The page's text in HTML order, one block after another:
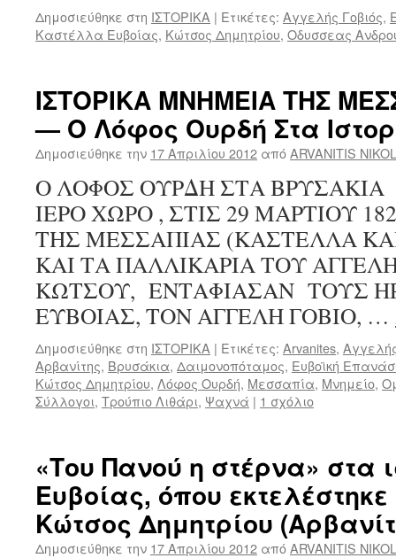
Δημοσιεύθηκε στη ΙΣΤΟΡΙΚΑ | Ετικέτες: Αγγελής Γοβιός,
Καστέλλα Ευβοίας, Κώτσος Δημητρίου, Οδυσσεας
ΙΣΤΟΡΙΚΑ ΜΝΗΜΕΙΑ ΤΗΣ
— Ο Λόφος Ουρδή Στα
Δημοσιεύθηκε την 17 Απριλίου 2012 απόARVANITIS
Ο ΛΟΦΟΣ ΟΥΡΔΗ ΣΤΑ
ΙΕΡΟ ΧΩΡΟ , ΣΤΙΣ 29 ΜΑΡΤΙΟΥ
ΤΗΣ ΜΕΣΣΑΠΙΑΣ (ΚΑΣΤΕΛΛΑ
ΚΑΙ ΤΑ ΠΑΛΛΙΚΑΡΙΑ ΤΟΥ
ΚΩΤΣΟΥ, ΕΝΤΑΦΙΑΣΑΝ ΤΟΥΣ
ΕΥΒΟΙΑΣ, ΤΟΝ ΑΓΓΕΛΗ ΓΟΒΙΟ, …
Δημοσιεύθηκε στη ΙΣΤΟΡΙΚΑ | Ετικέτες: Arvanites,
Αρβανίτης, Βρυσάκια, Δαιμονοπόταμος, Ευβοϊκή
Κώτσος Δημητρίου, Λόφος Ουρδή, Μεσσαπία, Μνημείο,
Σύλλογοι, Τρούπιο Λιθάρι, Ψαχνά | 1 σχόλιο
«Του Πανού η στέρνα» στα
Ευβοίας, όπου
Κώτσος Δημητρίου
Δημοσιεύθηκε την 17 Απριλίου 2012 απόARVANITIS